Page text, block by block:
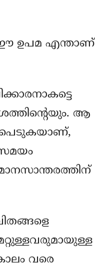
ഈ ഉപമ എന്താണ്
ആ
വരെ